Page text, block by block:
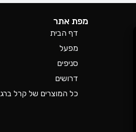
מפת אתר
דף הבית
מפעל
סניפים
דרושים
כל המוצרים של קרל ברג